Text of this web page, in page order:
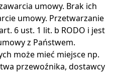
umowy. Brak ich
umowy. Przetwarzanie
6 ust. 1 lit. b RODO i jest
z Państwem.
może mieć miejsce np.
przewoźnika, dostawcy